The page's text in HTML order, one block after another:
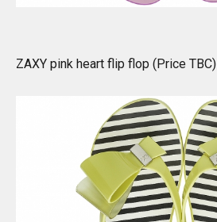
ZAXY pink heart flip flop (Price TBC)